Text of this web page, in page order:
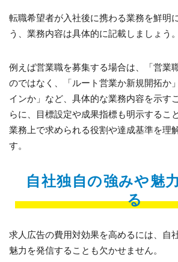
転職希望者が入社後に携わる業務を鮮明
う、業務内容は具体的に記載しましょう。
例えば営業職を募集する場合は、「営業
のではなく、「ルート営業か新規開拓か
インか」など、具体的な業務内容を示す
らに、目標設定や成果指標も明示するこ
業務上で求められる役割や達成基準を理
す。
自社独自の強みや魅
る
求人広告の費用対効果を高めるには、自
魅力を発信することも欠かせません。